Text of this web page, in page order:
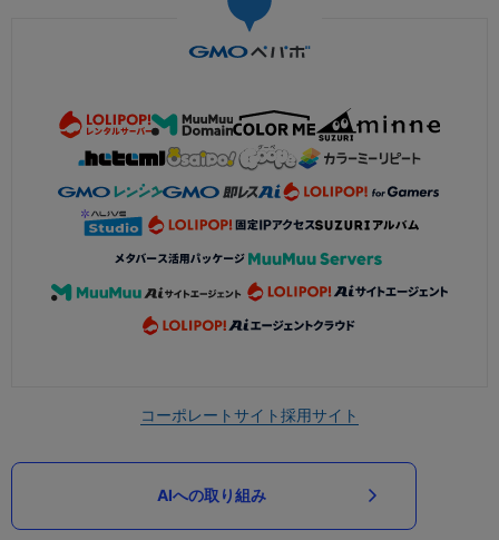
コーポレートサイト採用サイト
AIへの取り組み